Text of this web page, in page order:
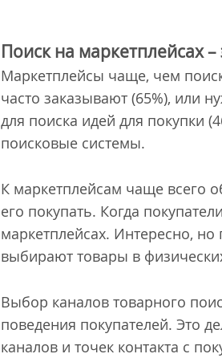
Поиск на маркетплейсах
Маркетплейсы чаще, чем
часто заказывают (65%), или
для поиска идей для покупки
поисковые системы.
К маркетплейсам чаще всего
его покупать. Когда
маркетплейсах. Интересно, но
выбирают товары в
Выбор каналов товарного
поведения покупателей. Это
каналов и точек контакта с